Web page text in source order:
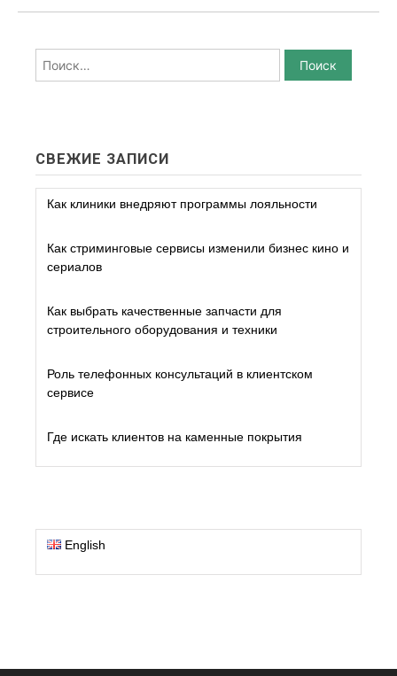
СВЕЖИЕ ЗАПИСИ
Как клиники внедряют программы лояльности
Как стриминговые сервисы изменили бизнес кино и
сериалов
Как выбрать качественные запчасти для
строительного оборудования и техники
Роль телефонных консультаций в клиентском
сервисе
Где искать клиентов на каменные покрытия
English